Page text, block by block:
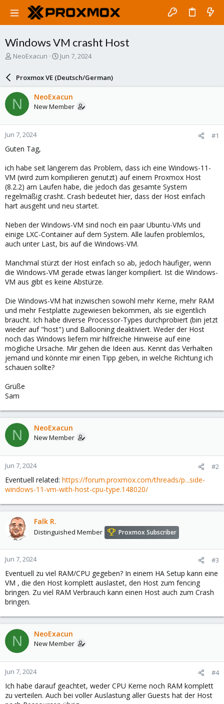
Windows VM crasht Host
T
a
d
s
t
a
r
t
e
NeoExacun
S
a
r
d
a
e
Jun 7, 2024
Proxmox VE (Deutsch/German)
N NeoExacun
New Member
Jun 7, 2024 #1
Guten Tag,
ich habe seit längerem das Problem, dass ich eine Windows-11-
VM (wird zum kompilieren genutzt) auf einem Proxmox Host
(8.2.2) am Laufen habe, die jedoch das gesamte System
regelmäßig crasht. Crash bedeutet hier, dass der Host einfach
hart ausgeht und neu startet.
Neben der Windows-VM sind noch ein paar Ubuntu-VMs und
einige LXC-Container auf dem System. Alle laufen problemlos,
auch unter Last, bis auf die Windows-VM.
Manchmal stürzt der Host einfach so ab, jedoch häufiger, wenn
die Windows-VM gerade etwas länger kompiliert. Ist die Windows-
VM aus gibt es keine Abstürze.
Die Windows-VM hat inzwischen sowohl mehr Kerne, mehr RAM
und mehr Festplatte zugewiesen bekommen, als sie eigentlich
braucht. Ich habe diverse Processor-Types durchprobiert (bin jetzt
wieder auf "host") und Ballooning deaktiviert. Weder der Host
noch das Windows liefern mir hilfreiche Hinweise auf eine
mögliche Ursache. Mir gehen die Ideen aus. Kennt das Verhalten
jemand und könnte mir einen Tipp geben, in welche Richtung ich
schauen sollte?
Grüße
Sam
N NeoExacun
New Member
Jun 7, 2024 #2
Eventuell related: https://forum.proxmox.com/threads/p...side-
windows-11-vm-with-host-cpu-type.148020/
Falk R.
Distinguished Member Proxmox Subscriber
Jun 7, 2024 #3
Eventuell zu viel RAM/CPU gegeben? In einem HA Setup kann eine
VM , die den Host komplett auslastet, den Host zum fencing
bringen. Zu viel RAM Verbrauch kann einen Host auch zum Crash
bringen.
N NeoExacun
New Member
Jun 7, 2024 #4
Ich habe darauf geachtet, weder CPU Kerne noch RAM komplett
zu verteilen. Auch bei voller Auslastung aller Guests hat der Host